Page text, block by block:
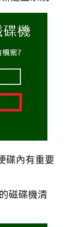
碟內有重要
磁碟機清